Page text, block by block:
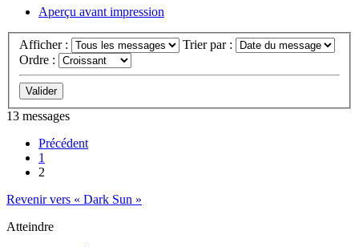
Aperçu avant impression
Afficher :
Trier par :
Ordre :
13 messages
Précédent
1
2
Revenir vers « Dark Sun »
Atteindre